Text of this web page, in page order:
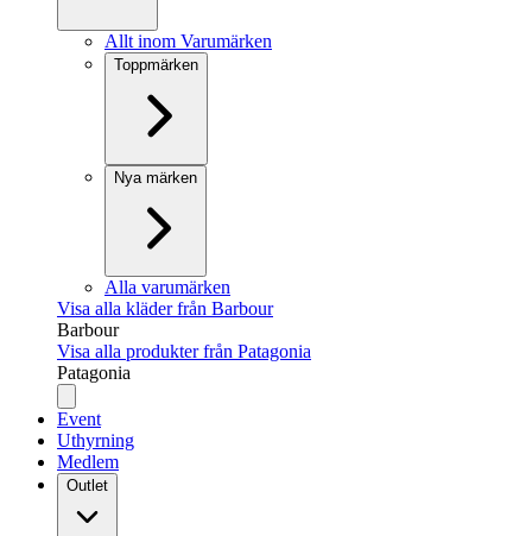
Allt inom Varumärken
Toppmärken
Nya märken
Alla varumärken
Visa alla kläder från Barbour
Barbour
Visa alla produkter från Patagonia
Patagonia
Event
Uthyrning
Medlem
Outlet